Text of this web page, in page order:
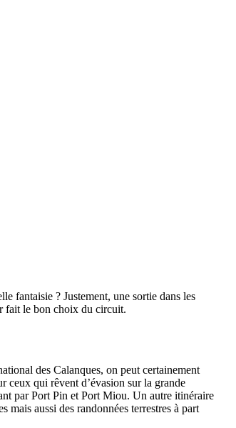
fantaisie ? Justement, une sortie dans les
fait le bon choix du circuit.
des Calanques, on peut certainement
ceux qui rêvent d’évasion sur la grande
par Port Pin et Port Miou. Un autre itinéraire
aussi des randonnées terrestres à part